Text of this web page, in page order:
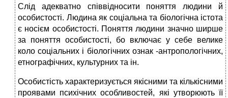
Слід адекватно співвідносити поняття людини й
особистості. Людина як соціальна та біологічна істота
є носієм особистості. Поняття людини значно ширше
за поняття особистості, бо включає у себе велике
коло соціальних і біологічних ознак -антропологічних,
етнографічних, культурних та ін.
Особистість характеризується якісними та кількісними
проявами психічних особливостей, які утворюють її